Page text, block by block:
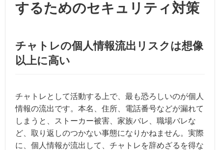
するためのセキュリティ対策
チャトレの個人情報流出リスクは想像
以上に高い
チャトレとして活動する上で、最も恐ろしいのが個人
情報の流出です。本名、住所、電話番号などが漏れて
しまうと、ストーカー被害、家族バレ、職場バレな
ど、取り返しのつかない事態になりかねません。実際
に、個人情報が流出して、チャトレを辞めざるを得な